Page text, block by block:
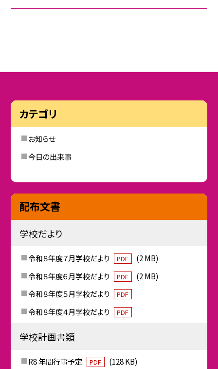
カテゴリ
お知らせ
今日の出来事
配布文書
学校だより
令和８年度７月学校だより PDF
(2 MB)
令和８年度６月学校だより
PDF
(2 MB)
令和８年度５月学校だより
PDF
令和８年度４月学校だより PDF
学校計画書類
R8 年間行事予定 PDF
(128 KB)